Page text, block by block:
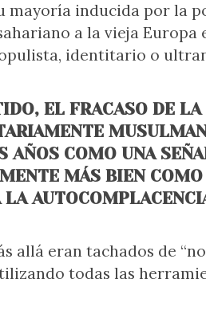
mayoría inducida por la
a la vieja Europa
identitario o
EL FRACASO DE
AÑOS COMO UNA
MÁS BIEN
LA
allá eran tachados de
todas las